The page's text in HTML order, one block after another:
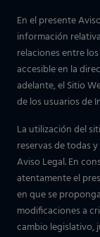
En el presente
información
relaciones entre
accesible en la
adelante, el Sitio
de los usuarios de
La utilización del
reservas de todas
Aviso Legal. En
atentamente el
en que se
modificaciones a
cambio legislativo,